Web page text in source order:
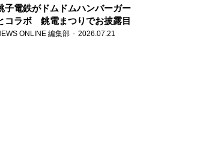
子電鉄がドムドムハンバーガー
コラボ 銚電まつりでお披露目
ONLINE 編集部 2026.07.21